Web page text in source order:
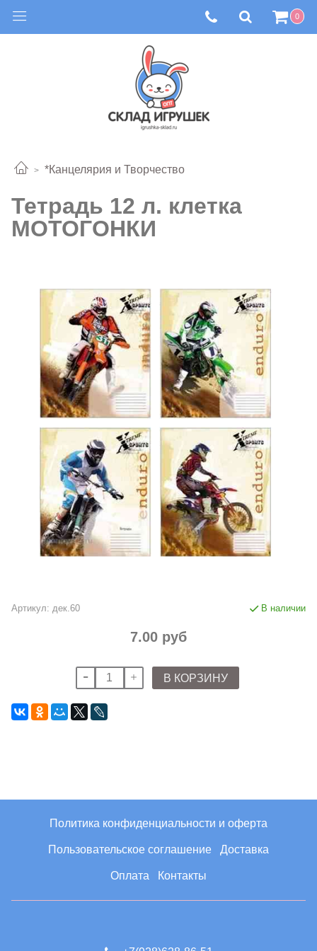
0
*Канцелярия и Творчество
Тетрадь 12 л. клетка
МОТОГОНКИ
Артикул: дек.60 В наличии
7.00 руб
В КОРЗИНУ
Политика конфиденциальности и оферта
Пользовательское соглашение Доставка
Оплата Контакты